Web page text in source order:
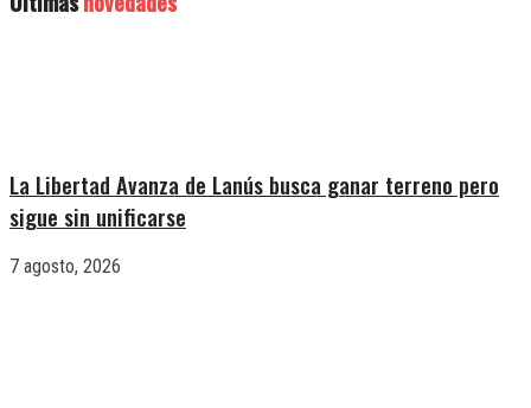
La Libertad Avanza de Lanús busca ganar terreno pero
sigue sin unificarse
7 agosto, 2026